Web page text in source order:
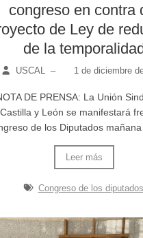
congreso en contra
de Ley de
de la
USCAL – 1 de diciembre
DE PRENSA: La Unión
Castilla y León se manifestará
de los Diputados mañana
Leer más
Congreso de los diputados